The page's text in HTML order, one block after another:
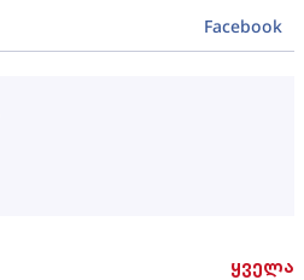
ყველა
Facebook